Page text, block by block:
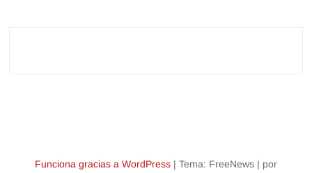
Funciona gracias a WordPress | Tema: FreeNews | por